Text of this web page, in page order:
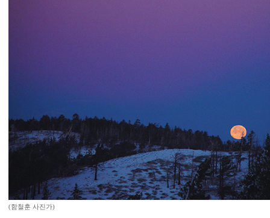
(함철훈 사진가)